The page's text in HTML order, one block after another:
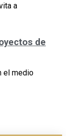
a
de
el medio